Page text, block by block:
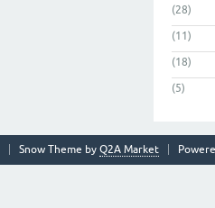
(28)
(11)
(18)
(5)
Snow Theme by Q2A Market